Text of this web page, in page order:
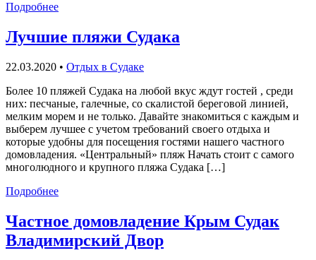
Подробнее
Лучшие пляжи Судака
22.03.2020 • Отдых в Судаке
Более 10 пляжей Судака на любой вкус ждут гостей , среди
них: песчаные, галечные, со скалистой береговой линией,
мелким морем и не только. Давайте знакомиться с каждым и
выберем лучшее с учетом требований своего отдыха и
которые удобны для посещения гостями нашего частного
домовладения. «Центральный» пляж Начать стоит с самого
многолюдного и крупного пляжа Судака […]
Подробнее
Частное домовладение Крым Судак
Владимирский Двор